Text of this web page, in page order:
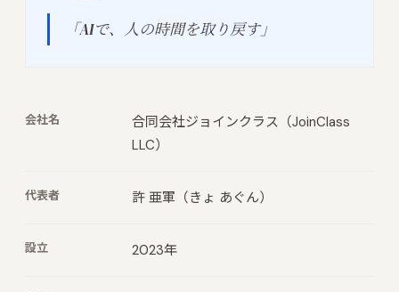
「AIで、人の時間を取り戻す」
会社名
合同会社ジョインクラス（JoinClass
LLC）
代表者 許 亜軍（きょ あぐん）
設立 2023年